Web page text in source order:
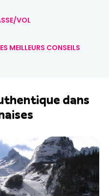
VOL
MEILLEURS CONSEILS
dans